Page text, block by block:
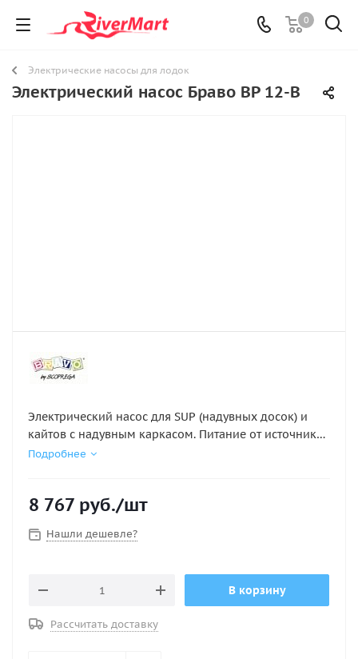
0
Электрические насосы для лодок
Электрический насос Браво BP 12-В
Электрический насос для SUP (надувных досок) и
кайтов с надувным каркасом. Питание от источника
тока напряжением 12V с помощью разъёма для
Подробнее
8 767 руб./шт
Нашли дешевле?
В корзину
Рассчитать доставку